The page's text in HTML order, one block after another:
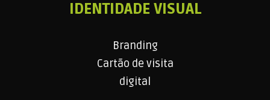
IDENTIDADE VISUAL
Branding
Cartão de visita
digital